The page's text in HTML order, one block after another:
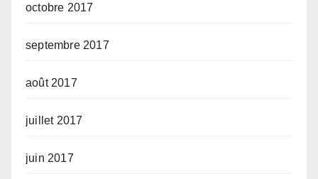
octobre 2017
septembre 2017
août 2017
juillet 2017
juin 2017